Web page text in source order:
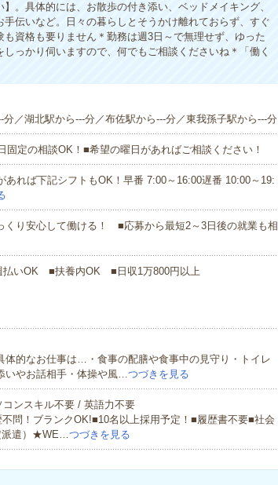
。具体的には、お散歩の付き添い、ベッドメイキング、
伝いなど。日々の暮らしとそうかけ離れておらず、すぐ
資格も要りません＊勤務は週3日～で無理せず、ゆった
っかり伺いますので、何でもご相談くださいね＊「働く
／湖北駅から---分／布佐駅から---分／東我孫子駅から---分
定の相談OK！■希望の曜日があればご相談ください！
あれば下記シフトもOK！早番 7:00～16:00遅番 10:00～19:
くり安心して働ける！ ■応募から最短2～3日後の就業も相
払いOK ■扶養内OK ■日収1万800円以上
的なお仕事は…・食事の配膳や食事中の見守り・トイレ
いやお話相手・体操や風…つづきを見る
ンスキル不要 / 英語力不要
問！ブランクOK!■10名以上採用予定！■履歴書不要■社会
派遣）★WE…つづきを見る